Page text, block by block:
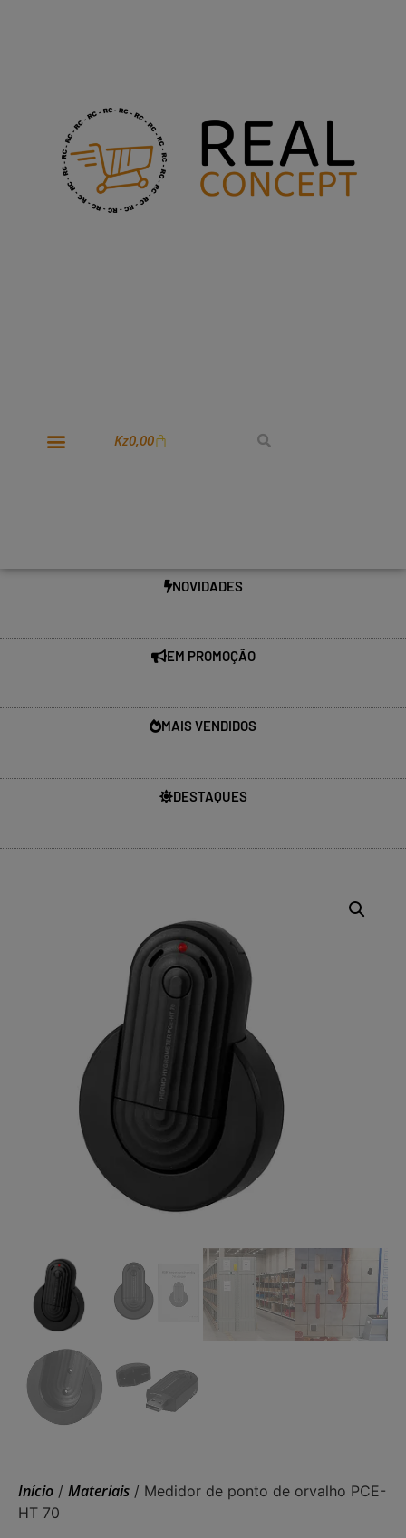
Kz0,00
NOVIDADES
EM PROMOÇÃO
MAIS VENDIDOS
DESTAQUES
Início / Materiais / Medidor de ponto de orvalho PCE-
HT 70